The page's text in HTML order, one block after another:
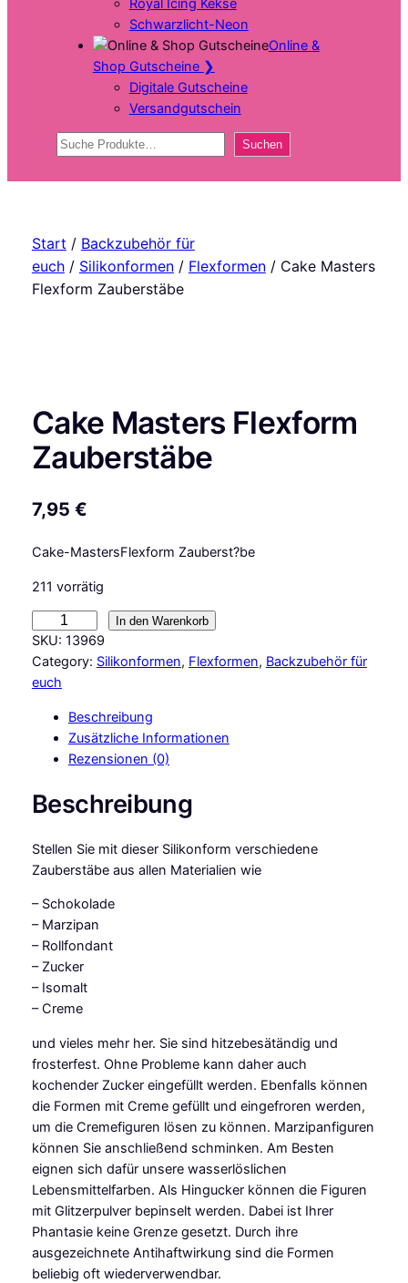
Schwarzlicht-Neon
Online &
Shop Gutscheine ❯
Digitale Gutscheine
Versandgutschein
Suchen Suchen
Start / Backzubehör für
euch/ Silikonformen/ Flexformen/ Cake Masters
Flexform Zauberstäbe
Cake Masters Flexform
Zauberstäbe
7,95 €
Cake-MastersFlexform Zauberst?be
211 vorrätig
a
k
e
F
l
a
u
b
e
r
s
t
ä
b
e
M
e
In den Warenkorb
SKU: 13969
Category: Silikonformen, Flexformen, Backzubehör für
euch
Beschreibung
Zusätzliche Informationen
Rezensionen (0)
Beschreibung
Stellen Sie mit dieser Silikonform verschiedene
Zauberstäbe aus allen Materialien wie
– Schokolade
– Marzipan
– Rollfondant
– Zucker
– Isomalt
– Creme
und vieles mehr her. Sie sind hitzebesätändig und
frosterfest. Ohne Probleme kann daher auch
kochender Zucker eingefüllt werden. Ebenfalls können
die Formen mit Creme gefüllt und eingefroren werden,
um die Cremefiguren lösen zu können. Marzipanfiguren
können Sie anschließend schminken. Am Besten
eignen sich dafür unsere wasserlöslichen
Lebensmittelfarben. Als Hingucker können die Figuren
mit Glitzerpulver bepinselt werden. Dabei ist Ihrer
Phantasie keine Grenze gesetzt. Durch ihre
ausgezeichnete Antihaftwirkung sind die Formen
beliebig oft wiederverwendbar.